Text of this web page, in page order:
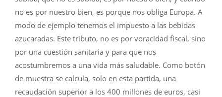
no es por nuestro bien, es porque nos obliga Europa. A
modo de ejemplo tenemos el impuesto a las bebidas
azucaradas. Este tributo, no es por voracidad fiscal, sino
por una cuestión sanitaria y para que nos
acostumbremos a una vida más saludable. Como botón
de muestra se calcula, solo en esta partida, una
recaudación superior a los 400 millones de euros, casi